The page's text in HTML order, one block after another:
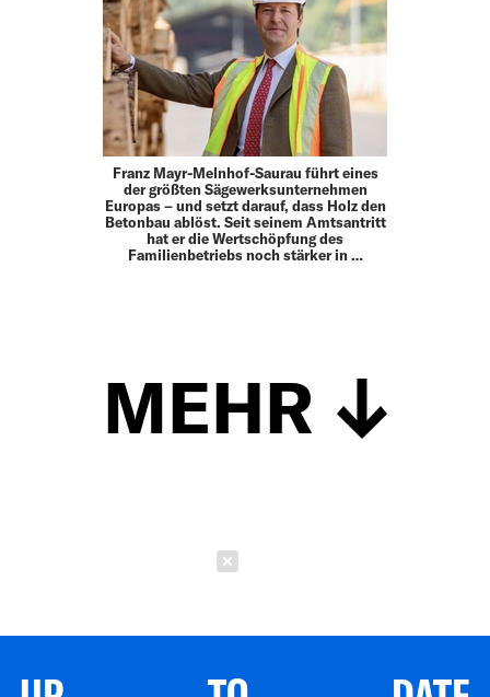
Franz Mayr-Melnhof-Saurau führt eines
der größten ­Sägewerksunternehmen
Europas – und setzt darauf, dass Holz den
Betonbau ablöst. Seit seinem Amtsantritt
hat er die Wertschöpfung des
Familienbetriebs noch stärker in …
MEHR